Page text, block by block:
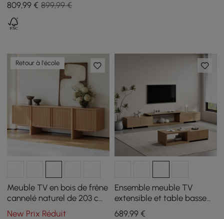
809,99 € 899,99 €
Retour à l'école
Meuble TV en bois de frêne
cannelé naturel de 203 cm
avec armoires
New Prix Réduit
Ensemble meuble TV
extensible et table basse
Mordel naturel
689,99€